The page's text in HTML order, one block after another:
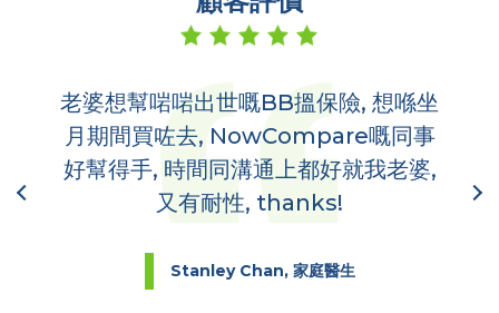
老婆想幫啱啱出世嘅BB搵保險, 想喺坐
月期間買咗去, NowCompare嘅同事
好幫得手, 時間同溝通上都好就我老婆,
又有耐性, thanks!
Stanley Chan, 家庭醫生